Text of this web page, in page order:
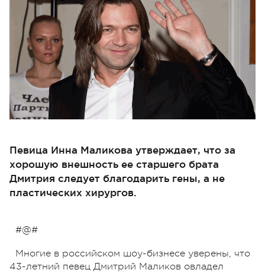
Певица Инна Маликова утверждает, что за
хорошую внешность ее старшего брата
Дмитрия следует благодарить гены, а не
пластических хирургов.
#@#
Многие в российском шоу-бизнесе уверены, что
43-летний певец Дмитрий Маликов овладел